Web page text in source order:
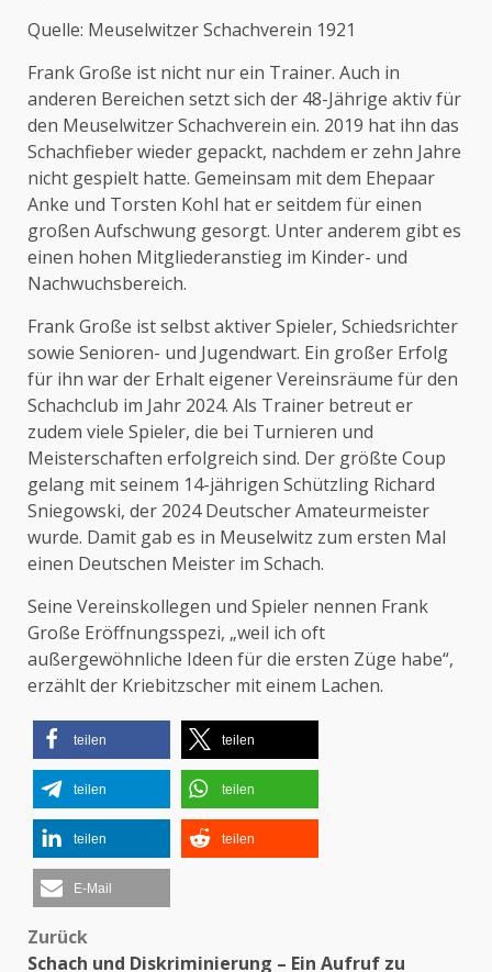
Quelle: Meuselwitzer Schachverein 1921
Frank Große ist nicht nur ein Trainer. Auch in
anderen Bereichen setzt sich der 48-Jährige aktiv für
den Meuselwitzer Schachverein ein. 2019 hat ihn das
Schachfieber wieder gepackt, nachdem er zehn Jahre
nicht gespielt hatte. Gemeinsam mit dem Ehepaar
Anke und Torsten Kohl hat er seitdem für einen
großen Aufschwung gesorgt. Unter anderem gibt es
einen hohen Mitgliederanstieg im Kinder- und
Nachwuchsbereich.
Frank Große ist selbst aktiver Spieler, Schiedsrichter
sowie Senioren- und Jugendwart. Ein großer Erfolg
für ihn war der Erhalt eigener Vereinsräume für den
Schachclub im Jahr 2024. Als Trainer betreut er
zudem viele Spieler, die bei Turnieren und
Meisterschaften erfolgreich sind. Der größte Coup
gelang mit seinem 14-jährigen Schützling Richard
Sniegowski, der 2024 Deutscher Amateurmeister
wurde. Damit gab es in Meuselwitz zum ersten Mal
einen Deutschen Meister im Schach.
Seine Vereinskollegen und Spieler nennen Frank
Große Eröffnungsspezi, „weil ich oft
außergewöhnliche Ideen für die ersten Züge habe“,
erzählt der Kriebitzscher mit einem Lachen.
teilen teilen
teilen teilen
teilen teilen
E-Mail
Beitragsnavigation
Zurück
Schach und Diskriminierung – Ein Aufruf zu